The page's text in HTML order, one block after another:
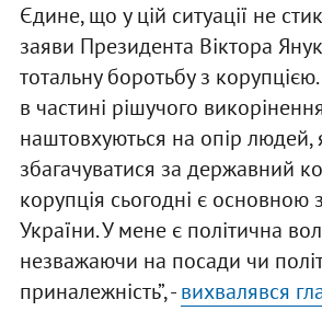
Єдине, що у цій ситуації не
заяви Президента Віктора
тотальну боротьбу з
в частині рішучого
наштовхуються на опір людей,
збагачуватися за державний
корупція сьогодні є основною
України. У мене є політична
незважаючи на посади чи
приналежність”, -вихвалявся